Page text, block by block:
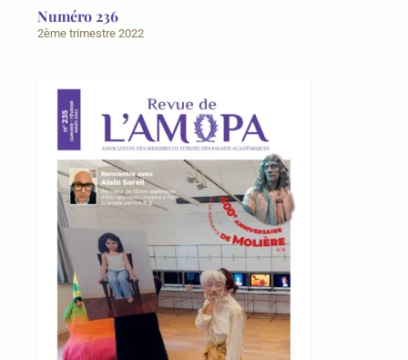
Numéro 236
2ème trimestre 2022